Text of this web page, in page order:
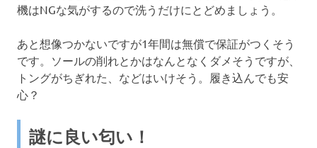
機はNGな気がするので洗うだけにとどめましょう。
あと想像つかないですが1年間は無償で保証がつくそう
です。ソールの削れとかはなんとなくダメそうですが、
トングがちぎれた、などはいけそう。履き込んでも安
心？
謎に良い匂い！